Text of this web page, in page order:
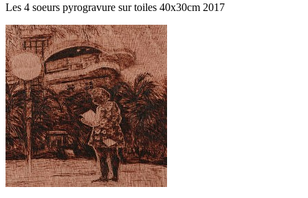
Les 4 soeurs pyrogravure sur toiles 40x30cm 2017